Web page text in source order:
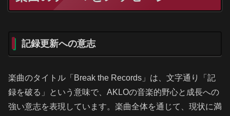
記録更新への意志
楽曲のタイトル「Break the Records」は、文字通り「記
録を破る」という意味で、AKLOの音楽的野心と成長への
強い意志を表現しています。楽曲全体を通じて、現状に満